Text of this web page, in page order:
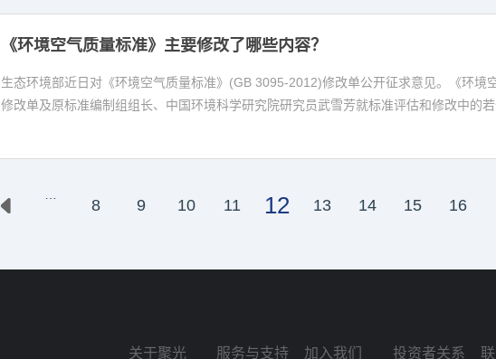
《环境空气质量标准》主要修改了哪些内容？
生态环境部近日对《环境空气质量标准》(GB 3095-2012)修改单公开征求意见。《环
修改单及原标准编制组组长、中国环境科学研究院研究员武雪芳就标准评估和修改中的若
8 9 10 11 12 13 14 15 16
关于聚光 服务与支持 加入我们 投资者关系